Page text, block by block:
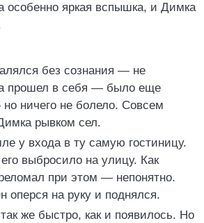
особенно яркая вспышка, и Димка
без сознания — не
прошел в себя — было еще
ничего не болело. Совсем
рывком сел.
у входа в ту самую гостиницу.
выбросило на улицу. Как
при этом — непонятно.
оперся на руку и поднялся.
же быстро, как и появилось. Но